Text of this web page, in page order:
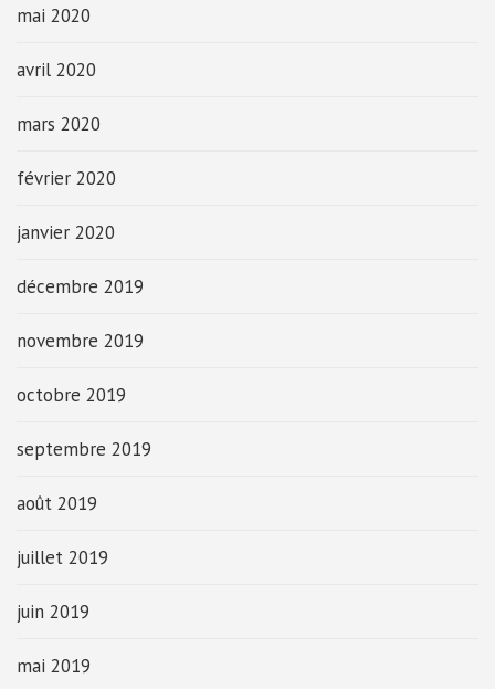
mai 2020
avril 2020
mars 2020
février 2020
janvier 2020
décembre 2019
novembre 2019
octobre 2019
septembre 2019
août 2019
juillet 2019
juin 2019
mai 2019